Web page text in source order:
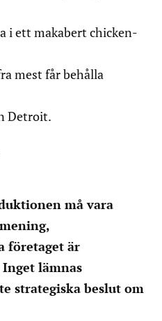
i ett makabert chicken-
mest får behålla
Detroit.
må vara
företaget är
lämnas
strategiska beslut om